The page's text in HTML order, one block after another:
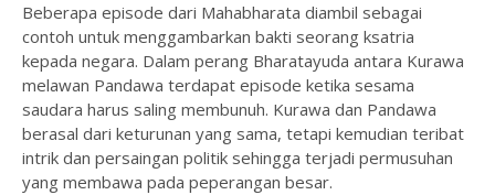
Beberapa episode dari Mahabharata diambil sebagai
contoh untuk menggambarkan bakti seorang ksatria
kepada negara. Dalam perang Bharatayuda antara Kurawa
melawan Pandawa terdapat episode ketika sesama
saudara harus saling membunuh. Kurawa dan Pandawa
berasal dari keturunan yang sama, tetapi kemudian teribat
intrik dan persaingan politik sehingga terjadi permusuhan
yang membawa pada peperangan besar.